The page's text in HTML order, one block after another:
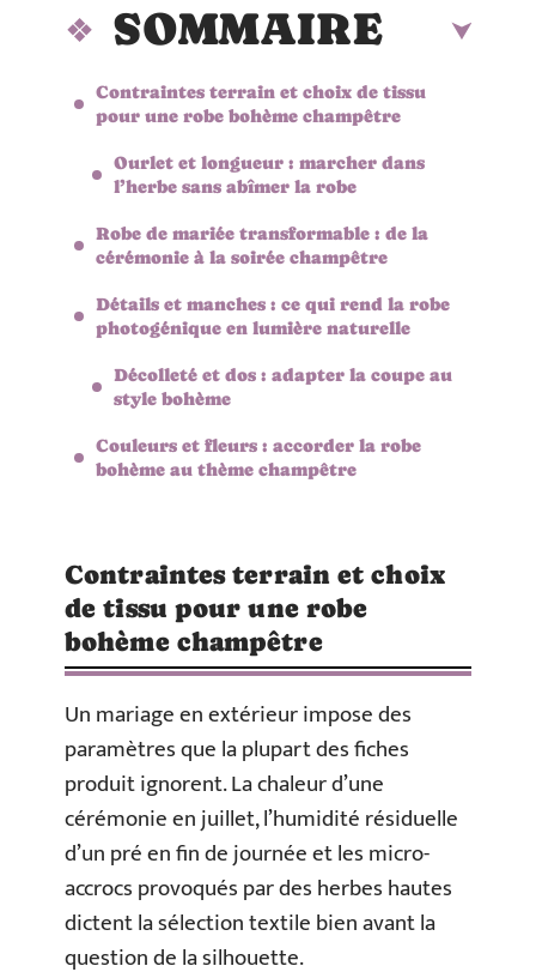
SOMMAIRE
Contraintes terrain et choix de tissu
pour une robe bohème champêtre
Ourlet et longueur : marcher dans
l’herbe sans abîmer la robe
Robe de mariée transformable : de la
cérémonie à la soirée champêtre
Détails et manches : ce qui rend la robe
photogénique en lumière naturelle
Décolleté et dos : adapter la coupe au
style bohème
Couleurs et fleurs : accorder la robe
bohème au thème champêtre
Contraintes terrain et choix
de tissu pour une robe
bohème champêtre
Un mariage en extérieur impose des
paramètres que la plupart des fiches
produit ignorent. La chaleur d’une
cérémonie en juillet, l’humidité résiduelle
d’un pré en fin de journée et les micro-
accrocs provoqués par des herbes hautes
dictent la sélection textile bien avant la
question de la silhouette.